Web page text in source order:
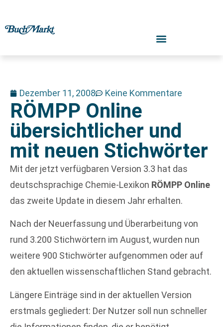
Dezember 11, 2008 Keine Kommentare
RÖMPP Online
übersichtlicher und
mit neuen Stichwörter
Mit der jetzt verfügbaren Version 3.3 hat das
deutschsprachige Chemie-Lexikon RÖMPP Online
das zweite Update in diesem Jahr erhalten.
Nach der Neuerfassung und Überarbeitung von
rund 3.200 Stichwörtern im August, wurden nun
weitere 900 Stichwörter aufgenommen oder auf
den aktuellen wissenschaftlichen Stand gebracht.
Längere Einträge sind in der aktuellen Version
erstmals gegliedert: Der Nutzer soll nun schneller